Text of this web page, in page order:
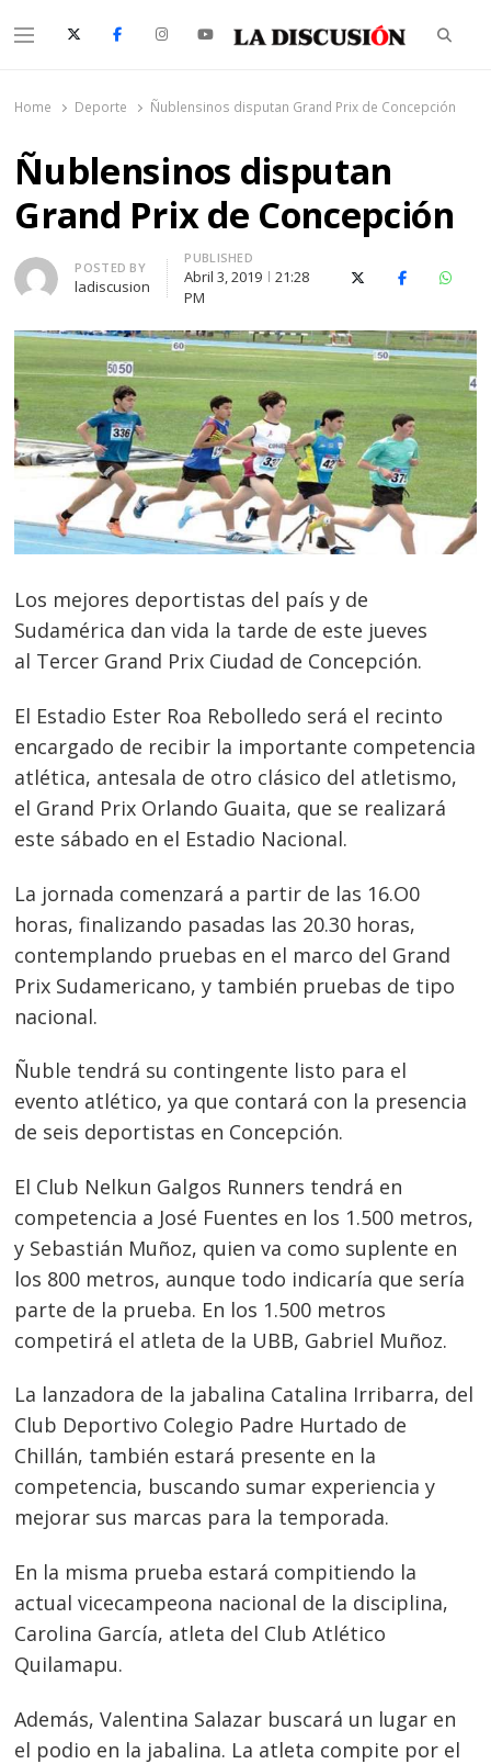
Menu
Home Deporte Ñublensinos disputan Grand Prix de Concepción
Ñublensinos disputan
Grand Prix de Concepción
Author
POSTED BY
ladiscusion
PUBLISHED
Abril 3, 2019
21:28
PM
X (Twitter)Facebook
Los mejores deportistas del país y de
Sudamérica dan vida la tarde de este jueves
al Tercer Grand Prix Ciudad de Concepción.
El Estadio Ester Roa Rebolledo será el recinto
encargado de recibir la importante competencia
atlética, antesala de otro clásico del atletismo,
el Grand Prix Orlando Guaita, que se realizará
este sábado en el Estadio Nacional.
La jornada comenzará a partir de las 16.O0
horas, finalizando pasadas las 20.30 horas,
contemplando pruebas en el marco del Grand
Prix Sudamericano, y también pruebas de tipo
nacional.
Ñuble tendrá su contingente listo para el
evento atlético, ya que contará con la presencia
de seis deportistas en Concepción.
El Club Nelkun Galgos Runners tendrá en
competencia a José Fuentes en los 1.500 metros,
y Sebastián Muñoz, quien va como suplente en
los 800 metros, aunque todo indicaría que sería
parte de la prueba. En los 1.500 metros
competirá el atleta de la UBB, Gabriel Muñoz.
La lanzadora de la jabalina Catalina Irribarra, del
Club Deportivo Colegio Padre Hurtado de
Chillán, también estará presente en la
competencia, buscando sumar experiencia y
mejorar sus marcas para la temporada.
En la misma prueba estará compitiendo la
actual vicecampeona nacional de la disciplina,
Carolina García, atleta del Club Atlético
Quilamapu.
Además, Valentina Salazar buscará un lugar en
el podio en la jabalina. La atleta compite por el